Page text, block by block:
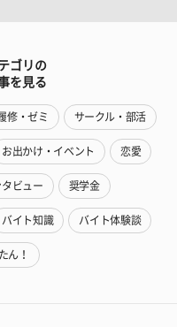
ゴリの
を見る
修・ゼミ サークル・部活
お出かけ・イベント 恋愛
ビュー 奨学金
バイト知識 バイト体験談
ん！